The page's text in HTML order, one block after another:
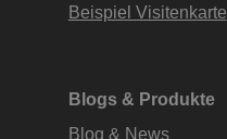
Beispiel Visitenkarte
Blogs & Produkte
Blog & News